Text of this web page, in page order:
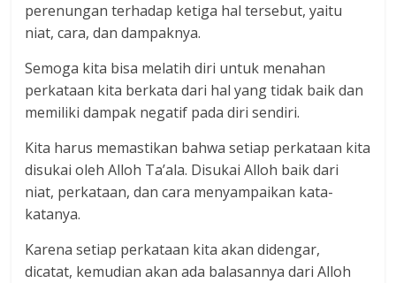
perenungan terhadap ketiga hal tersebut, yaitu
niat, cara, dan dampaknya.
Semoga kita bisa melatih diri untuk menahan
perkataan kita berkata dari hal yang tidak baik dan
memiliki dampak negatif pada diri sendiri.
Kita harus memastikan bahwa setiap perkataan kita
disukai oleh Alloh Ta’ala. Disukai Alloh baik dari
niat, perkataan, dan cara menyampaikan kata-
katanya.
Karena setiap perkataan kita akan didengar,
dicatat, kemudian akan ada balasannya dari Alloh